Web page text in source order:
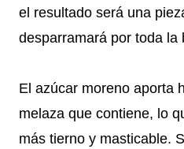
el resultado será una
desparramará por toda la
El azúcar moreno aporta
melaza que contiene, lo
más tierno y masticable.